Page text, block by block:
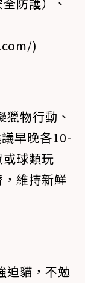
防護）、
)
物行動、
早晚各10-
球類玩
維持新鮮
迫貓，不勉